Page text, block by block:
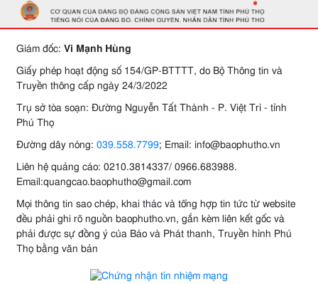
Giám đốc: Vi Mạnh Hùng
Giấy phép hoạt động số 154/GP-BTTTT, do Bộ Thông tin và
Truyền thông cấp ngày 24/3/2022
Trụ sở tòa soạn: Đường Nguyễn Tất Thành - P. Việt Trì - tỉnh
Phú Thọ
Đường dây nóng: 039.558.7799; Email: info@baophutho.vn
Liên hệ quảng cáo: 0210.3814337/ 0966.683988.
Email:quangcao.baophutho@gmail.com
Mọi thông tin sao chép, khai thác và tổng hợp tin tức từ website
đều phải ghi rõ nguồn baophutho.vn, gắn kèm liên kết gốc và
phải được sự đồng ý của Báo và Phát thanh, Truyền hình Phú
Thọ bằng văn bản